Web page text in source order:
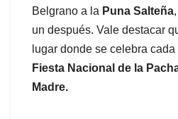
Belgrano a la Puna Salteña
un después. Vale destacar
lugar donde se celebra
Fiesta Nacional de la
Madre.